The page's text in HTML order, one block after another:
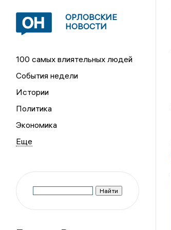
ОРЛОВСКИЕ
НОВОСТИ
100 самых влиятельных людей
События недели
Истории
Политика
Экономика